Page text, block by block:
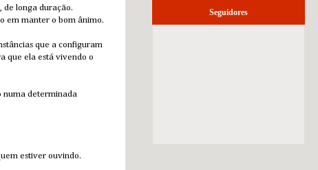
de longa duração.
em manter o bom ânimo.
que a configuram
que ela está vivendo o
numa determinada
estiver ouvindo.
Seguidores